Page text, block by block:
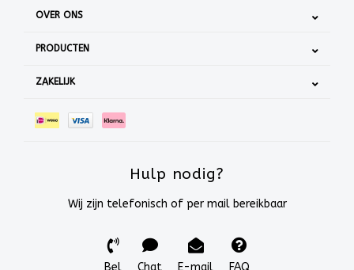
OVER ONS
PRODUCTEN
ZAKELIJK
Hulp nodig?
Wij zijn telefonisch of per mail bereikbaar
Bel Chat E-mail FAQ